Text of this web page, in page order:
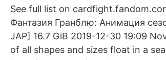
See full list on
Фантазия Гранблю: Анимация
JAP] 16.7 GiB 2019-12-30 19:09
of all shapes and sizes float in a